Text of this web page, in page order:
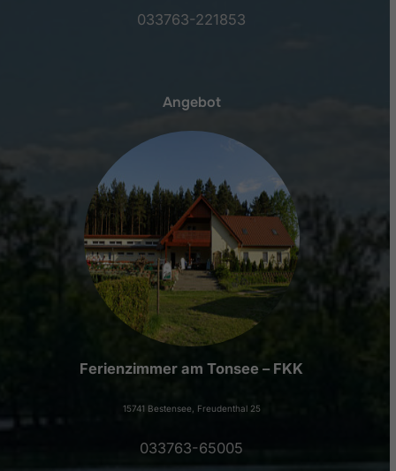
033763-221853
Angebot
Ferienzimmer am Tonsee – FKK
15741 Bestensee, Freudenthal 25
033763-65005